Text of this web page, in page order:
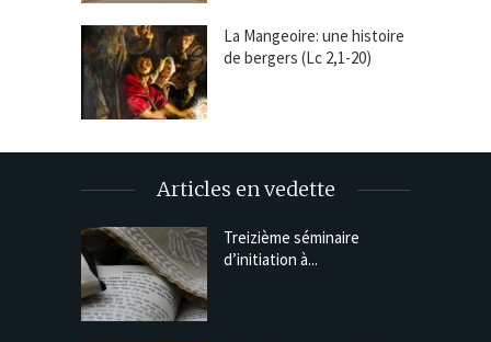
La Mangeoire: une histoire
de bergers (Lc 2,1-20)
Articles en vedette
Treizième séminaire
d’initiation à...